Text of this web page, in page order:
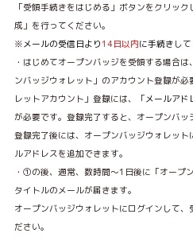
「受領手続きをはじめる」ボタンをクリッ
成」を行ってください。
※ メールの受信日より14日以内に手続き して
・はじめてオープンバッジを受領する場合
ンバッジウォレット」 のアカウント登録が必
レットアカウント」登録には、
「 メールアド
が必要です。登録完了すると、オープンバッ
登録完了後には、オープンバッジウォレッ
ルアドレスを追加できます。
・①の後、通常、数時間～1日後に 「オープ
タイトルのメールが届きます。
オープンバッジウォレットにログインして
ださい。